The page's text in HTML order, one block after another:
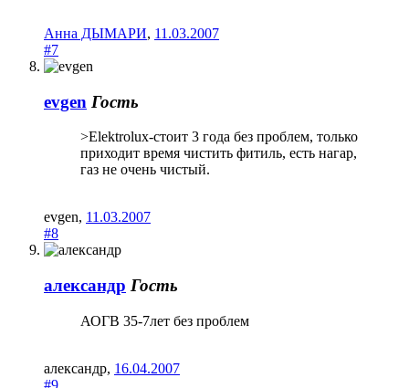
Анна ДЫМАРИ, 11.03.2007
#7
evgen Гость
>Elektrolux-стоит 3 года без проблем, только
приходит время чистить фитиль, есть нагар,
газ не очень чистый.
evgen, 11.03.2007
#8
александр Гость
АОГВ 35-7лет без проблем
александр, 16.04.2007
#9